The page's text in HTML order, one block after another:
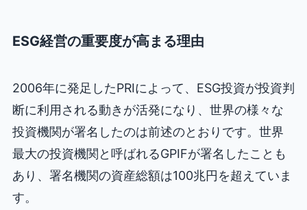
ESG経営の重要度が高まる理由
2006年に発足したPRIによって、ESG投資が投資判
断に利用される動きが活発になり、世界の様々な
投資機関が署名したのは前述のとおりです。世界
最大の投資機関と呼ばれるGPIFが署名したことも
あり、署名機関の資産総額は100兆円を超えていま
す。